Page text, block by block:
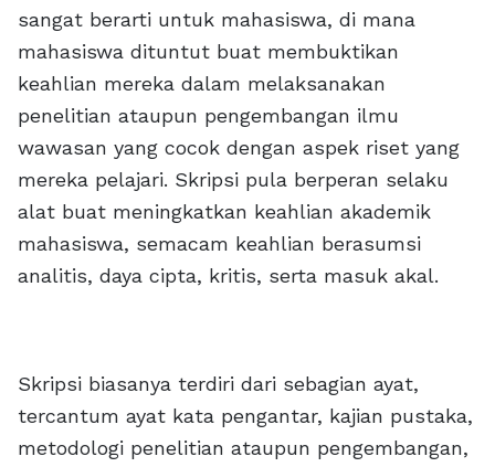
sangat berarti untuk mahasiswa, di mana
mahasiswa dituntut buat membuktikan
keahlian mereka dalam melaksanakan
penelitian ataupun pengembangan ilmu
wawasan yang cocok dengan aspek riset yang
mereka pelajari. Skripsi pula berperan selaku
alat buat meningkatkan keahlian akademik
mahasiswa, semacam keahlian berasumsi
analitis, daya cipta, kritis, serta masuk akal.
Skripsi biasanya terdiri dari sebagian ayat,
tercantum ayat kata pengantar, kajian pustaka,
metodologi penelitian ataupun pengembangan,